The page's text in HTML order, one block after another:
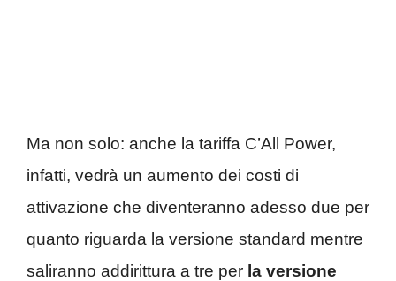
Ma non solo: anche la tariffa C’All Power,
infatti, vedrà un aumento dei costi di
attivazione che diventeranno adesso due per
quanto riguarda la versione standard mentre
saliranno addirittura a tre per la versione